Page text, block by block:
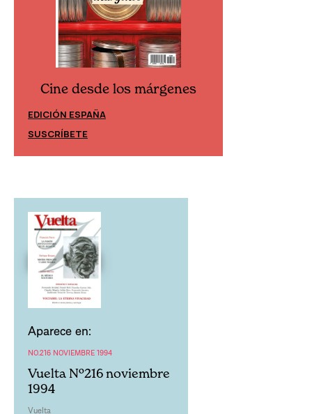
Cine desde los márgenes
EDICIÓN ESPAÑA
SUSCRÍBETE
Aparece en:
NO.216 NOVIEMBRE 1994
Vuelta Nº216 noviembre
1994
Vuelta